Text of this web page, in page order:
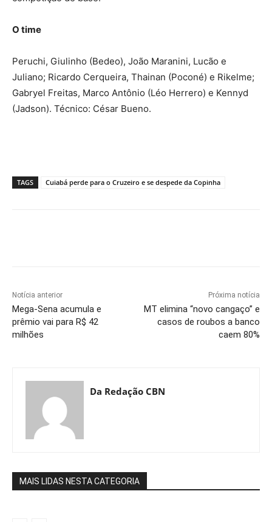
O time
Peruchi, Giulinho (Bedeo), João Maranini, Lucão e
Juliano; Ricardo Cerqueira, Thainan (Poconé) e Rikelme;
Gabryel Freitas, Marco Antônio (Léo Herrero) e Kennyd
(Jadson). Técnico: César Bueno.
TAGS Cuiabá perde para o Cruzeiro e se despede da Copinha
Notícia anterior
Mega-Sena acumula e
prêmio vai para R$ 42
milhões
Próxima notícia
MT elimina “novo cangaço” e
casos de roubos a banco
caem 80%
Da Redação CBN
MAIS LIDAS NESTA CATEGORIA